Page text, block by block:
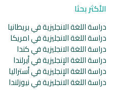
الأكثر بحثا
دراسة اللغة الانجليزية في بريطانيا
دراسة اللغة الانجليزية في امريكا
دراسة اللغة الانجليزية في كندا
دراسة اللغة الإنجليزية في أيرلندا
دراسة اللغة الإنجليزية في أستراليا
دراسة اللغة الانجليزية في نيوزلندا